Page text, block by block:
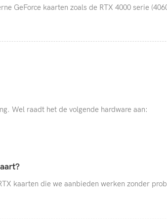
GeForce kaarten zoals de RTX 4000 serie
Wel raadt het de volgende hardware aan:
kaarten die we aanbieden werken zonder